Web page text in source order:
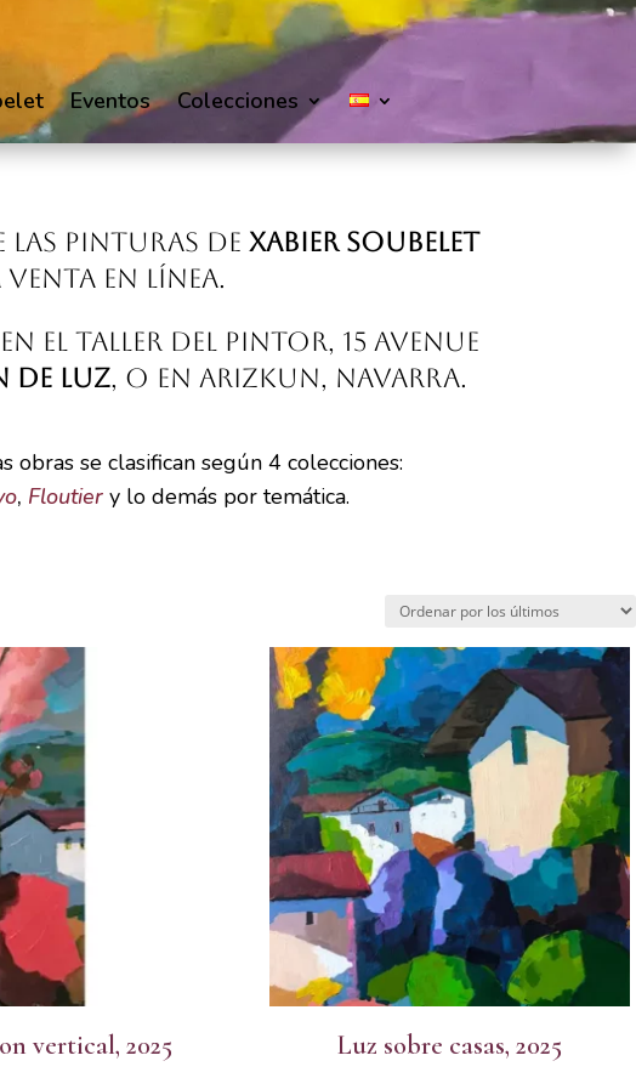
Eventos Colecciones
las pinturas de Xabier Soubelet
en línea.
en el taller del pintor, 15 avenue
de Luz, o en Arizkun, Navarra.
obras se clasifican según 4 colecciones:
, Floutier y lo demás por temática.
vertical, 2025 Luz sobre casas, 2025